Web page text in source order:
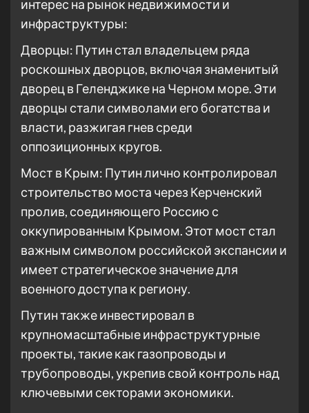
интерес на рынок недвижимости и
инфраструктуры:
Дворцы: Путин стал владельцем ряда
роскошных дворцов, включая знаменитый
дворец в Геленджике на Черном море. Эти
дворцы стали символами его богатства и
власти, разжигая гнев среди
оппозиционных кругов.
Мост в Крым: Путин лично контролировал
строительство моста через Керченский
пролив, соединяющего Россию с
оккупированным Крымом. Этот мост стал
важным символом российской экспансии и
имеет стратегическое значение для
военного доступа к региону.
Путин также инвестировал в
крупномасштабные инфраструктурные
проекты, такие как газопроводы и
трубопроводы, укрепив свой контроль над
ключевыми секторами экономики.